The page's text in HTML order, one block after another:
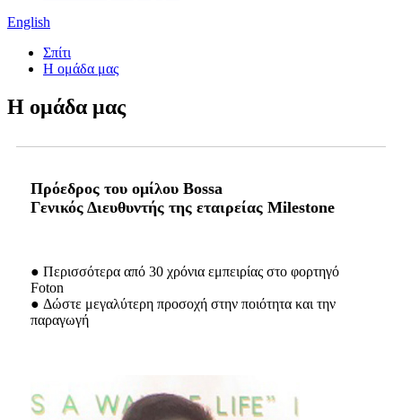
English
Σπίτι
Η ομάδα μας
Η ομάδα μας
Πρόεδρος του ομίλου Bossa
Γενικός Διευθυντής της εταιρείας Milestone
● Περισσότερα από 30 χρόνια εμπειρίας στο φορτηγό
Foton
● Δώστε μεγαλύτερη προσοχή στην ποιότητα και την
παραγωγή